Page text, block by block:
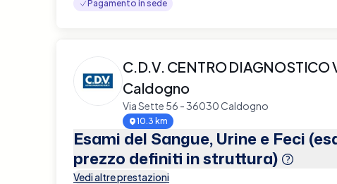
Pagamento in sede
C.D.V. CENTRO DIAGNOSTICO
Caldogno
Via Sette 56 - 36030 Caldogno
10.3 km
Esami del Sangue, Urine e Feci
prezzo definiti in struttura)
Vedi altre prestazioni